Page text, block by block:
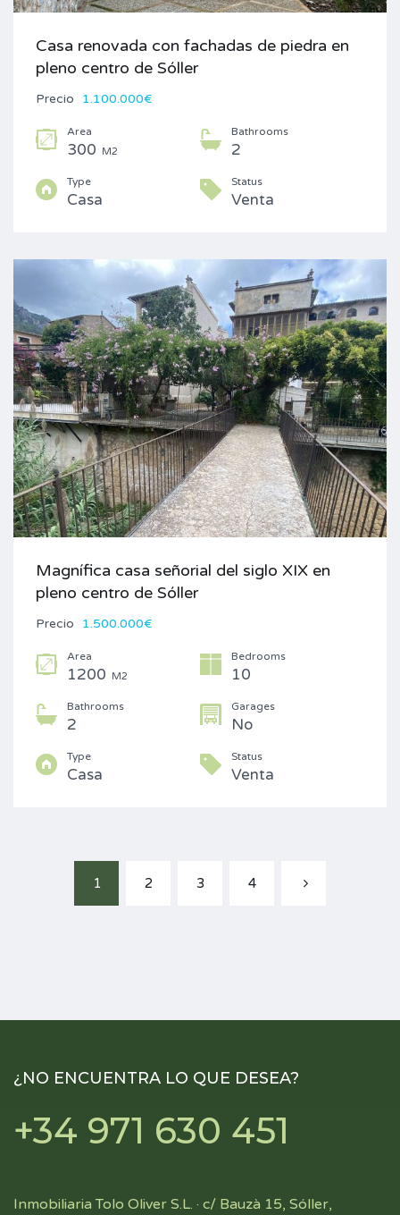
Casa renovada con fachadas de piedra en
pleno centro de Sóller
Precio 1.100.000€
Area
300 M2
Bathrooms
2
Type
Casa
Status
Venta
Magnífica casa señorial del siglo XIX en
pleno centro de Sóller
Precio 1.500.000€
Area
1200 M2
Bedrooms
10
Bathrooms
2
Garages
No
Type
Casa
Status
Venta
1 2 3 4
¿NO ENCUENTRA LO QUE DESEA?
+34 971 630 451
Inmobiliaria Tolo Oliver S.L. · c/ Bauzà 15, Sóller,